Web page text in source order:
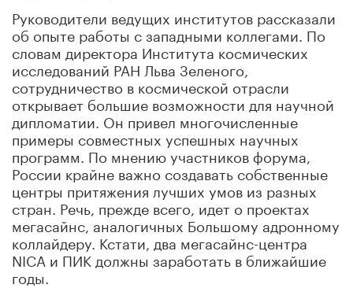
Руководители ведущих институтов рассказали
об опыте работы с западными коллегами. По
словам директора Института космических
исследований РАН Льва Зеленого,
сотрудничество в космической отрасли
открывает большие возможности для научной
дипломатии. Он привел многочисленные
примеры совместных успешных научных
программ. По мнению участников форума,
России крайне важно создавать собственные
центры притяжения лучших умов из разных
стран. Речь, прежде всего, идет о проектах
мегасайнс, аналогичных Большому адронному
коллайдеру. Кстати, два мегасайнс-центра
NICA и ПИК должны заработать в ближайшие
годы.